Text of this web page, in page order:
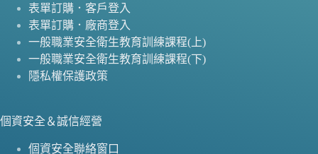
表單訂購．客戶登入
表單訂購．廠商登入
一般職業安全衛生教育訓練課程(上)
一般職業安全衛生教育訓練課程(下)
隱私權保護政策
個資安全＆誠信經營
個資安全聯絡窗口